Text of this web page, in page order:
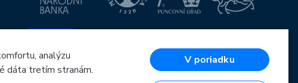
OP Podnikanie a inovácie pre konkurencieschopnosť
Európska únia
Európsky fond pre regionálny rozvoj
analýzu
dáta tretím stranám.
V poriadku